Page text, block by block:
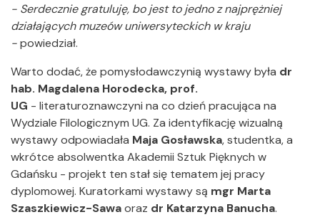
- Serdecznie gratuluję, bo jest to jedno z najprężniej
działających muzeów uniwersyteckich w kraju
-powiedział.
Warto dodać, że pomysłodawczynią wystawy była dr
hab. Magdalena Horodecka, prof.
UG - literaturoznawczyni na co dzień pracująca na
Wydziale Filologicznym UG. Za identyfikację wizualną
wystawy odpowiadała Maja Gosławska, studentka, a
wkrótce absolwentka Akademii Sztuk Pięknych w
Gdańsku - projekt ten stał się tematem jej pracy
dyplomowej. Kuratorkami wystawy są mgr Marta
Szaszkiewicz-Sawaoraz dr Katarzyna Banucha.